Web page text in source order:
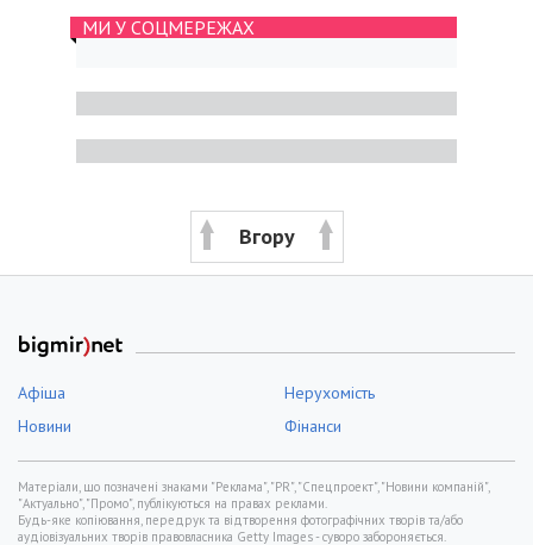
МИ У СОЦМЕРЕЖАХ
Вгору
Афіша
Нерухомість
Новини
Фінанси
Матеріали, що позначені знаками "Реклама", "PR", "Спецпроект", "Новини компаній",
"Актуально", "Промо", публікуються на правах реклами.
Будь-яке копіювання, передрук та відтворення фотографічних творів та/або
аудіовізуальних творів правовласника Getty Images - суворо забороняється.